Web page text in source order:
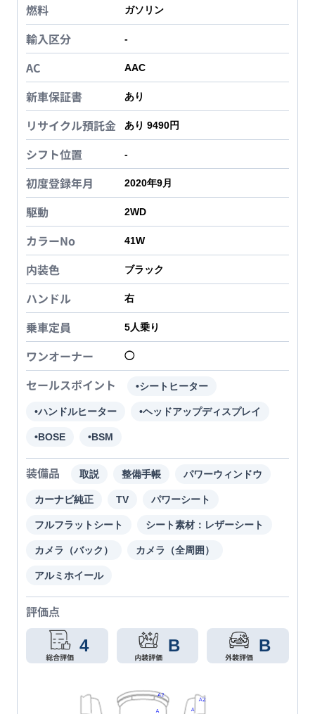
燃料 ガソリン
輸入区分 -
AC AAC
新車保証書 あり
リサイクル預託金 あり 9490円
シフト位置 -
初度登録年月 2020年9月
駆動 2WD
カラーNo 41W
内装色 ブラック
ハンドル 右
乗車定員 5人乗り
ワンオーナー ◯
セールスポイント •シートヒーター
•ハンドルヒーター •ヘッドアップディスプレイ
•BOSE •BSM
装備品 取説 整備手帳 パワーウィンドウ
カーナビ純正 TV パワーシート
フルフラットシート シート素材：レザーシート
カメラ（バック） カメラ（全周囲）
アルミホイール
評価点
4 B B